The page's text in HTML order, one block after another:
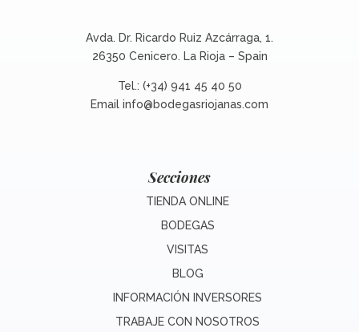
Avda. Dr. Ricardo Ruiz Azcárraga, 1.
26350 Cenicero. La Rioja – Spain
Tel.: (+34) 941 45 40 50
Email info@bodegasriojanas.com
Secciones
TIENDA ONLINE
BODEGAS
VISITAS
BLOG
INFORMACIÓN INVERSORES
TRABAJE CON NOSOTROS